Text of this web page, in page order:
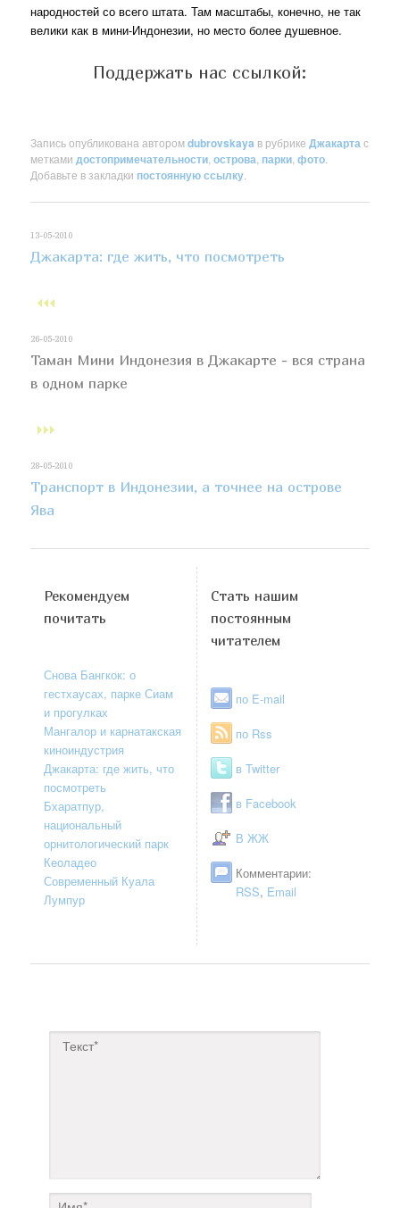
народностей со всего штата. Там масштабы, конечно, не так
велики как в мини-Индонезии, но место более душевное.
Поддержать нас ссылкой:
Запись опубликована авторомdubrovskaya в рубрикеДжакартас
метками достопримечательности ,острова парки ,фото
Добавьте в закладки постоянную ссылку
13-05-2010
Джакарта: где жить, что посмотреть
26-05-2010
Таман Мини Индонезия в Джакарте - вся страна
в одном парке
28-05-2010
Транспорт в Индонезии, а точнее на острове
Ява
Рекомендуем
почитать
Снова Бангкок: о
гестхаусах, парке Сиам
и прогулках
Мангалор и карнатакская
киноиндустрия
Джакарта: где жить, что
посмотреть
Бхаратпур,
национальный
орнитологический парк
Кеоладео
Современный Куала
Лумпур
Стать нашим
постоянным
читателем
по E-mail
по Rss
в Twitter
в Facebook
В ЖЖ
Комментарии:
RSS, Email